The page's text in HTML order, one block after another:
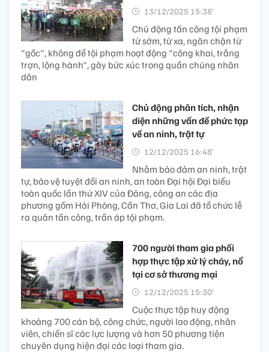
13/12/2025 15:38’
Chủ động tấn công tội phạm
từ sớm, từ xa, ngăn chặn từ
"gốc", không để tội phạm hoạt động "công khai, trắng
trợn, lộng hành", gây bức xúc trong quần chúng nhân
dân
Chủ động phân tích, nhận
diện những vấn đề phức tạp
về an ninh, trật tự
12/12/2025 16:48’
Nhằm bảo đảm an ninh, trật
tự, bảo vệ tuyệt đối an ninh, an toàn Đại hội Đại biểu
toàn quốc lần thứ XIV của Đảng, công an các địa
phương gồm Hải Phòng, Cần Thơ, Gia Lai đã tổ chức lễ
ra quân tấn công, trấn áp tội phạm.
700 người tham gia phối
hợp thực tập xử lý cháy, nổ
tại cơ sở thương mại
12/12/2025 15:30’
Cuộc thực tập huy động
khoảng 700 cán bộ, công chức, người lao động, nhân
viên, chiến sĩ các lực lượng và hơn 50 phương tiện
chuyên dụng hiện đại các loại tham gia.